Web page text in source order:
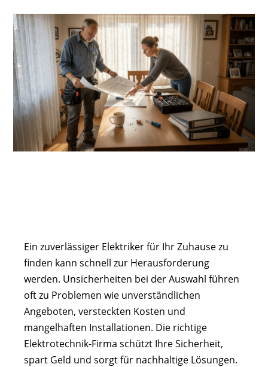
Ein zuverlässiger Elektriker für Ihr Zuhause zu
finden kann schnell zur Herausforderung
werden. Unsicherheiten bei der Auswahl führen
oft zu Problemen wie unverständlichen
Angeboten, versteckten Kosten und
mangelhaften Installationen. Die richtige
Elektrotechnik-Firma schützt Ihre Sicherheit,
spart Geld und sorgt für nachhaltige Lösungen.